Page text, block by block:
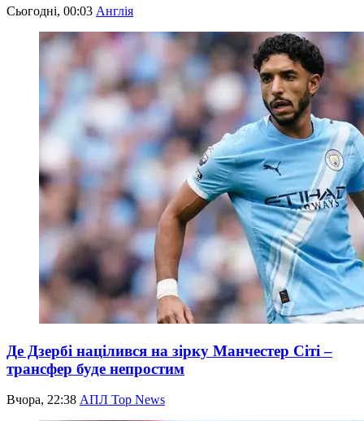
Сьогодні, 00:03 Англія
Де Дзербі націлився на зірку Манчестер Сіті –
трансфер буде непростим
Вчора, 22:38 АПЛ Top News